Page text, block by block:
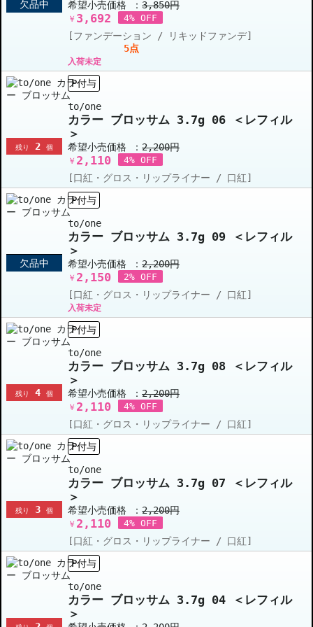
欠品中 希望小売価格 ： 3,850円
￥ 3,692 4% OFF
[ファンデーション / リキッドファンデ]
5点
入荷未定
残り 2 個
P付与
to/one
カラー ブロッサム 3.7g 06 ＜レフィル
＞
希望小売価格 ： 2,200円
￥ 2,110 4% OFF
[口紅・グロス・リップライナー / 口紅]
欠品中
P付与
to/one
カラー ブロッサム 3.7g 09 ＜レフィル
＞
希望小売価格 ： 2,200円
￥ 2,150 2% OFF
[口紅・グロス・リップライナー / 口紅]
入荷未定
残り 4 個
P付与
to/one
カラー ブロッサム 3.7g 08 ＜レフィル
＞
希望小売価格 ： 2,200円
￥ 2,110 4% OFF
[口紅・グロス・リップライナー / 口紅]
残り 3 個
P付与
to/one
カラー ブロッサム 3.7g 07 ＜レフィル
＞
希望小売価格 ： 2,200円
￥ 2,110 4% OFF
[口紅・グロス・リップライナー / 口紅]
P付与
to/one
カラー ブロッサム 3.7g 04 ＜レフィル
＞